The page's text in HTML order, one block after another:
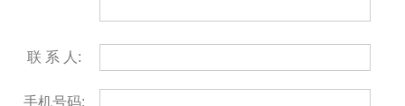
联 系 人:
手机号码: